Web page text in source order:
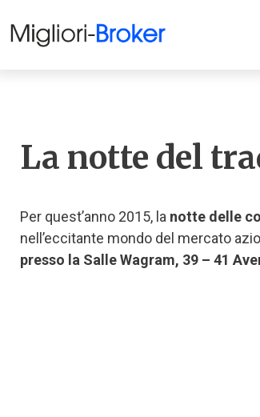
La notte del
Per quest’anno 2015, la notte delle
nell’eccitante mondo del mercato
presso la Salle Wagram, 39 – 41